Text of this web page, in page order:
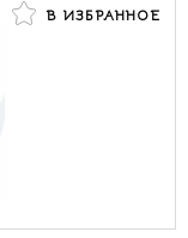
В ИЗБРАННОЕ